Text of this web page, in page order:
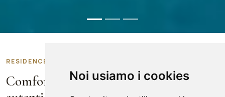
Noi usiamo i cookies
RESIDENCE B&B A MARINA DI CAMEROTA
Comfort, posizione strategica e